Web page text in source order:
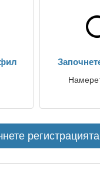
регистрацията